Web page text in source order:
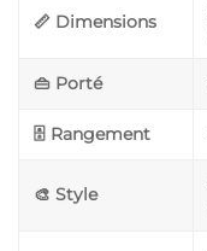
📏 Dimensions
👜 Porté
🗄️ Rangement
🎨 Style